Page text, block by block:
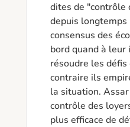
dites de "contrôle
depuis
consensus des
bord quand à leur
résoudre les
contraire ils
la situation.
contrôle des
plus efficace de